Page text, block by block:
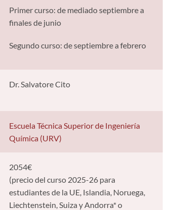
Primer curso: de mediado septiembre a
finales de junio
Segundo curso: de septiembre a febrero
Dr. Salvatore Cito
Escuela Técnica Superior de Ingeniería
Química (URV)
2054€
(precio del curso 2025-26 para
estudiantes de la UE, Islandia, Noruega,
Liechtenstein, Suiza y Andorra* o